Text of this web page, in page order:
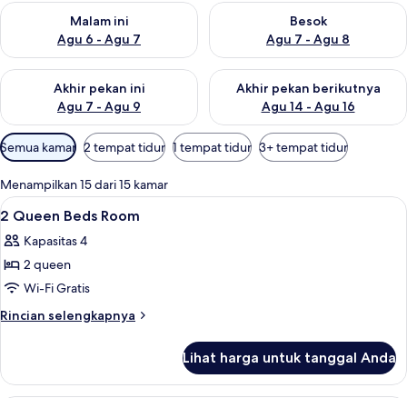
Malam ini
Agu 6 - Agu 7
Periksa ketersediaan untuk malam ini Agu 6 - Agu 7
Besok
Agu 7 - Agu 8
Periksa ketersediaan untuk
Akhir pekan ini
Agu 7 - Agu 9
Periksa ketersediaan untuk akhir pekan ini Agu 7 - Agu 9
Akhir pekan berikutnya
Agu 14 - Agu 16
Periksa ketersediaan untuk
Filter
tersedia
untuk
kamar
Semua kamar 2 tempat tidur 1 tempat tidur 3+ tempat tidur
Menampilkan 15 dari 15 kamar
Lihat
semua
foto
untuk
2
Queen
Seprai antialergi, selimut bulu
3
2 Queen Beds Room
Kapasitas 4
2 queen
Wi-Fi Gratis
Rincian selengkapnya
Rincian
2
Lihat harga untuk tanggal Anda